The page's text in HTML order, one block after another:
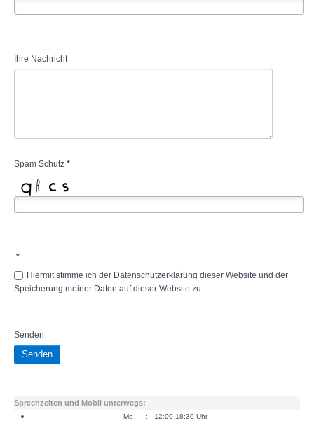
Ihre Nachricht
Spam Schutz *
*
Hiermit stimme ich der Datenschutzerklärung dieser Website und der
Speicherung meiner Daten auf dieser Website zu.
Senden
Senden
Sprechzeiten und Mobil unterwegs:
Mo : 12:00-18:30 Uhr